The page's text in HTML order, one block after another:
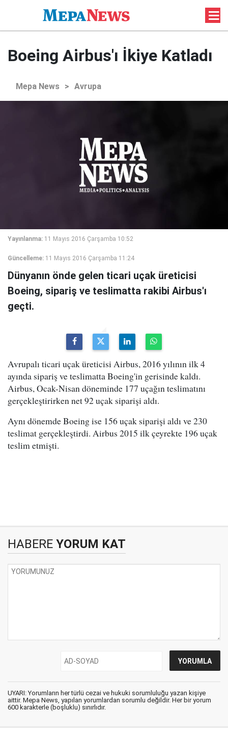
Boeing Airbus'ı İkiye Katladı
Mepa News > Avrupa
Yayınlanma: 11 Mayıs 2016 Çarşamba 10:52
Güncelleme: 11 Mayıs 2016 Çarşamba 11:24
Dünyanın önde gelen ticari uçak üreticisi
Boeing, sipariş ve teslimatta rakibi Airbus'ı
geçti.
Avrupalı ticari uçak üreticisi Airbus, 2016 yılının ilk 4
ayında sipariş ve teslimatta Boeing'in gerisinde kaldı.
Airbus, Ocak-Nisan döneminde 177 uçağın teslimatını
gerçekleştirirken net 92 uçak siparişi aldı.
Aynı dönemde Boeing ise 156 uçak siparişi aldı ve 230
teslimat gerçekleştirdi. Airbus 2015 ilk çeyrekte 196 uçak
teslim etmişti.
HABERE YORUM KAT
UYARI: Yorumların her türlü cezai ve hukuki sorumluluğu yazan kişiye
aittir. Mepa News, yapılan yorumlardan sorumlu değildir. Her bir yorum
600 karakterle (boşluklu) sınırlıdır.